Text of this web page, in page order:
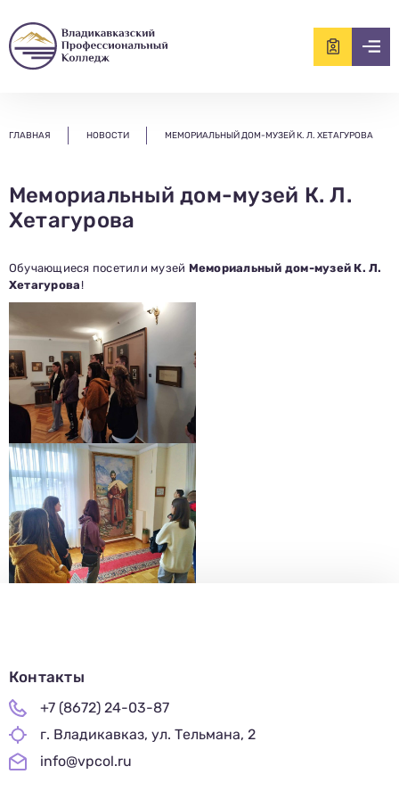
ГЛАВНАЯ НОВОСТИ МЕМОРИАЛЬНЫЙ ДОМ-МУЗЕЙ К. Л. ХЕТАГУРОВА
Мемориальный дом-музей К. Л.
Хетагурова
Обучающиеся посетили музей Мемориальный дом-музей К. Л.
Хетагурова !
Отправить заявку
Нажимая кнопку «Отправить», я даю согласие на обработку моих персональных
данных в соответствии с Федеральным законом от 27.07.2006 № 152-ФЗ «О
персональных данных», на условиях и для целей, определенных в
отношении обработки персональных данных.
Заполни данные о себе и отправь заявку.
В течение 15-20 минут с вами свяжется специалист
подобрать интересующую программу обучения.
Подготовь документы для поступления: паспорт, аттестат,
СНИЛС — подать документы можно онлайн или очно.
Контакты
+7 (8672) 24-03-87
г. Владикавказ, ул. Тельмана, 2
info@vpcol.ru